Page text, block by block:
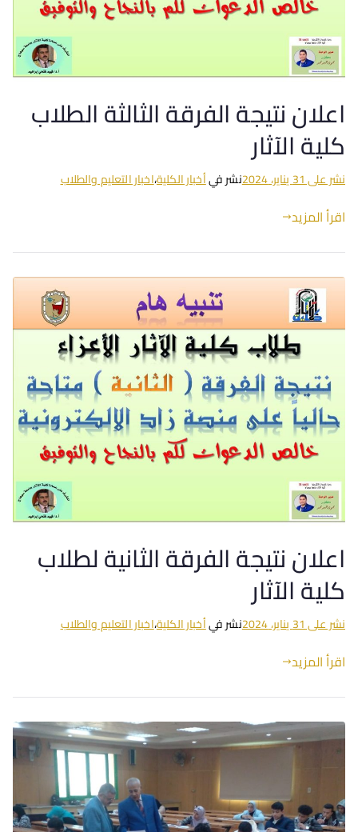
اعلان نتيجة الفرقة الثالثة الطلاب
كلية الآثار
نشر على31 يناير، 2024 نشر فيأخبار الكلية،اخبار التعليم والطلاب
اقرأ المزيد
اعلان نتيجة الفرقة الثانية لطلاب
كلية الآثار
نشر على31 يناير، 2024 نشر فيأخبار الكلية،اخبار التعليم والطلاب
اقرأ المزيد